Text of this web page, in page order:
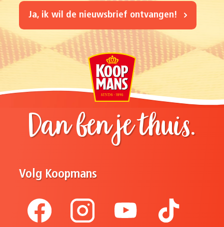
Ja, ik wil de nieuwsbrief ontvangen!
Dan ben je thuis.
Volg Koopmans